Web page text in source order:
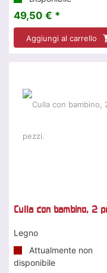
49,50 € *
Aggiungi al carrello
Culla con bambino, 2
Legno
Attualmente non
disponibile